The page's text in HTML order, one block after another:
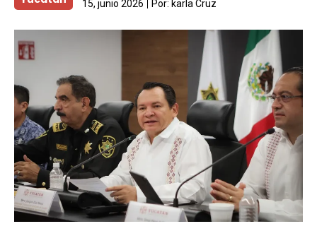
15, junio 2026 Por: karla Cruz